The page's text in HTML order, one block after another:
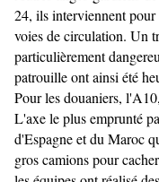
24, ils interviennent pour
voies de circulation. Un
particulièrement
patrouille ont ainsi été
Pour les douaniers,
L'axe le plus emprunté
d'Espagne et du Maroc
gros camions pour